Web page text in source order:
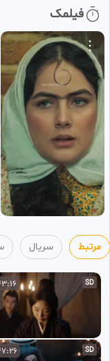
40
HDفیلمک
مرتبط سریال
SD
SD